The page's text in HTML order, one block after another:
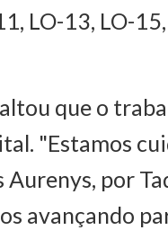
LO-13, LO-
que o
"Estamos
Aurenys, por
avançando